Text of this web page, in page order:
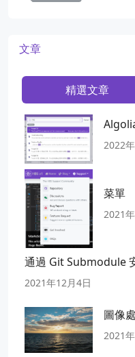
文章
精選文章
2022
菜單
2021
通過 Git Submodule
2021年12月4日
圖像
2021